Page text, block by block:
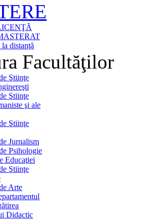
distanţă
Facultăţilor
Ştiinţe
Ştiinţe
şi ale
Ştiinţe
Jurnalism
Psihologie
Educaţiei
Ştiinţe
Arte
Didactic